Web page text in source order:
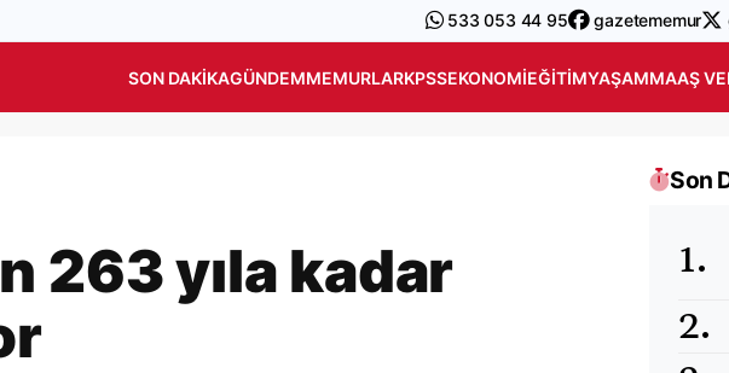
533 053 44 95 gazetememur
SON DAKIKAGÜNDEMMEMURLARKPSSEKONOMIEĞITIMYAŞAMMAAŞ
263 yıla kadar
Son